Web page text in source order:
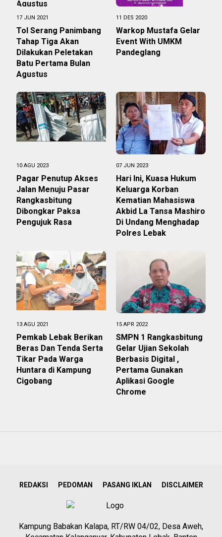
17 JUN 2021
Tol Serang Panimbang
Tahap Tiga Akan
Dilakukan Peletakan
Batu Pertama Bulan
Agustus
11 DES 2020
Warkop Mustafa Gelar
Event With UMKM
Pandeglang
10 AGU 2023
Pagar Penutup Akses
Jalan Menuju Pasar
Rangkasbitung
Dibongkar Paksa
Pengujuk Rasa
07 JUN 2023
Hari Ini, Kuasa Hukum
Keluarga Korban
Kematian Mahasiswa
Akbid La Tansa Mashiro
Di Undang Menghadap
Polres Lebak
13 AGU 2021
Pemkab Lebak Berikan
Beras Dan Tenda Serta
Tikar Pada Warga
Huntara di Kampung
Cigobang
15 APR 2022
SMPN 1 Rangkasbitung
Gelar Ujian Sekolah
Berbasis Digital ,
Pertama Gunakan
Aplikasi Google
Chrome
REDAKSI PEDOMAN PASANG IKLAN DISCLAIMER
Kampung Babakan Kalapa, RT/RW 04/02, Desa Aweh,